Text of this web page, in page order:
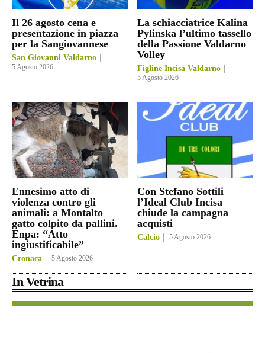
Il 26 agosto cena e
presentazione in piazza
per la Sangiovannese
San Giovanni Valdarno
5 Agosto 2026
La schiacciatrice Kalina
Pylinska l’ultimo tassello
della Passione Valdarno
Volley
Figline Incisa Valdarno
5 Agosto 2026
Ennesimo atto di
violenza contro gli
animali: a Montalto
gatto colpito da pallini.
Enpa: “Atto
ingiustificabile”
Cronaca 5 Agosto 2026
Con Stefano Sottili
l’Ideal Club Incisa
chiude la campagna
acquisti
Calcio 5 Agosto 2026
In Vetrina